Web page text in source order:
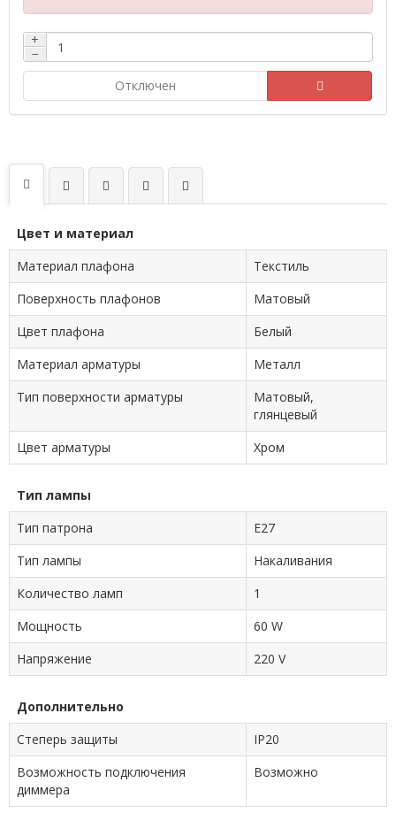
+
−
Отключен
Цвет и материал
Материал плафона
Текстиль
Поверхность плафонов
Матовый
Цвет плафона
Белый
Материал арматуры
Металл
Тип поверхности арматуры
Матовый,
глянцевый
Цвет арматуры
Хром
Тип лампы
Тип патрона
E27
Тип лампы
Накаливания
Количество ламп
1
Мощность
60 W
Напряжение
220 V
Дополнительно
Степерь защиты
IP20
Возможность подключения
диммера
Возможно